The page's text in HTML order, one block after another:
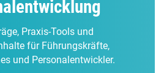
Praxis-Tools und
für Führungskräfte,
und Personalentwickler.